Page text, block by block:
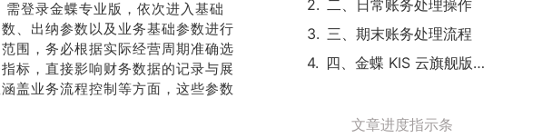
登录金蝶专业版，依次进入基础
、出纳参数以及业务基础参数进行
围，务必根据实际经营周期准确选
标，直接影响财务数据的记录与展
盖业务流程控制等方面，这些参数
二、日常账务处理操作
三、期末账务处理流程
四、金蝶 KIS 云旗舰版账务处理优势
文章进度指示条